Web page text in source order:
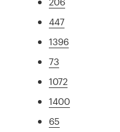
447
1396
73
1072
1400
65